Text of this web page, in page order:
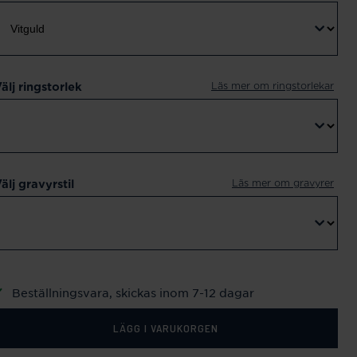
ringstorlek Läs mer om ringstorlekar
gravyrstil Läs mer om gravyrer
Beställningsvara, skickas inom 7-12 dagar
LÄGG I VARUKORGEN